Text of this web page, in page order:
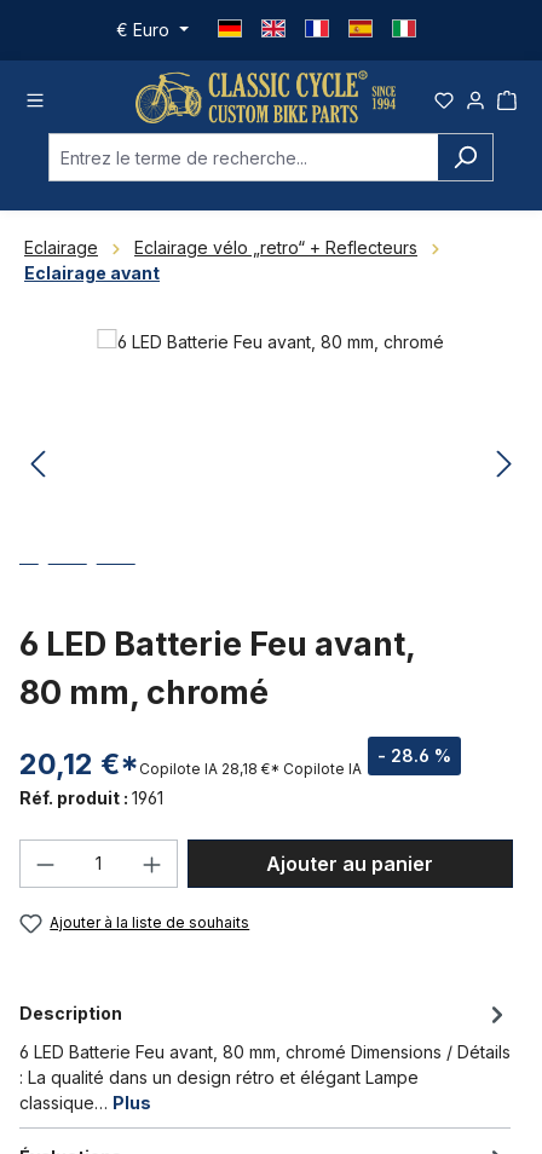
Passer au contenu principal
€ Euro
Eclairage
Eclairage vélo „retro“ + Reflecteurs
Eclairage avant
Ignorer la galerie d'images
6 LED Batterie Feu avant,
80 mm, chromé
20,12 €* - 28.6 %
Copilote IA 28,18 €* Copilote IA
Réf. produit : 1961
Quantité de produit : Entrez la
Ajouter au panier
Ajouter à la liste de souhaits
Description
6 LED Batterie Feu avant, 80 mm, chromé Dimensions / Détails
: La qualité dans un design rétro et élégant Lampe
classique… Plus